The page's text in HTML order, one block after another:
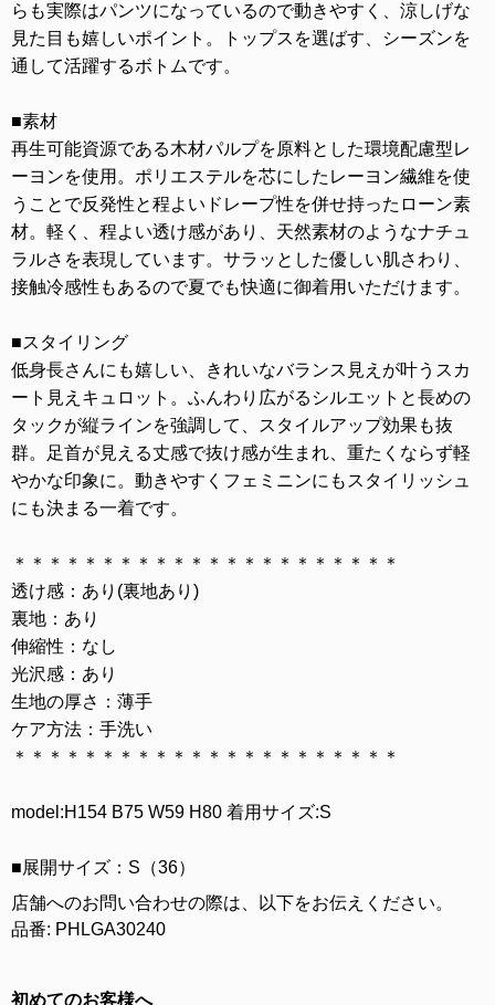
らも実際はパンツになっているので動きやすく、涼しげな
見た目も嬉しいポイント。トップスを選ばす、シーズンを
通して活躍するボトムです。
■素材
再生可能資源である木材パルプを原料とした環境配慮型レ
ーヨンを使用。ポリエステルを芯にしたレーヨン繊維を使
うことで反発性と程よいドレープ性を併せ持ったローン素
材。軽く、程よい透け感があり、天然素材のようなナチュ
ラルさを表現しています。サラッとした優しい肌さわり、
接触冷感性もあるので夏でも快適に御着用いただけます。
■スタイリング
低身長さんにも嬉しい、きれいなバランス見えが叶うスカ
ート見えキュロット。ふんわり広がるシルエットと長めの
タックが縦ラインを強調して、スタイルアップ効果も抜
群。足首が見える丈感で抜け感が生まれ、重たくならず軽
やかな印象に。動きやすくフェミニンにもスタイリッシュ
にも決まる一着です。
＊＊＊＊＊＊＊＊＊＊＊＊＊＊＊＊＊＊＊＊＊＊
透け感：あり(裏地あり)
裏地：あり
伸縮性：なし
光沢感：あり
生地の厚さ：薄手
ケア方法：手洗い
＊＊＊＊＊＊＊＊＊＊＊＊＊＊＊＊＊＊＊＊＊＊
model:H154 B75 W59 H80 着用サイズ:S
■展開サイズ：S（36）
店舗へのお問い合わせの際は、以下をお伝えください。
品番: PHLGA30240
初めてのお客様へ